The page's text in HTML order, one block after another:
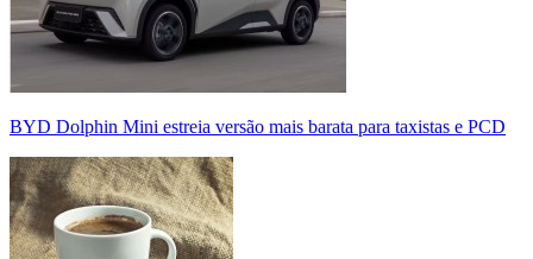
BYD Dolphin Mini estreia versão mais barata para taxistas e PCD